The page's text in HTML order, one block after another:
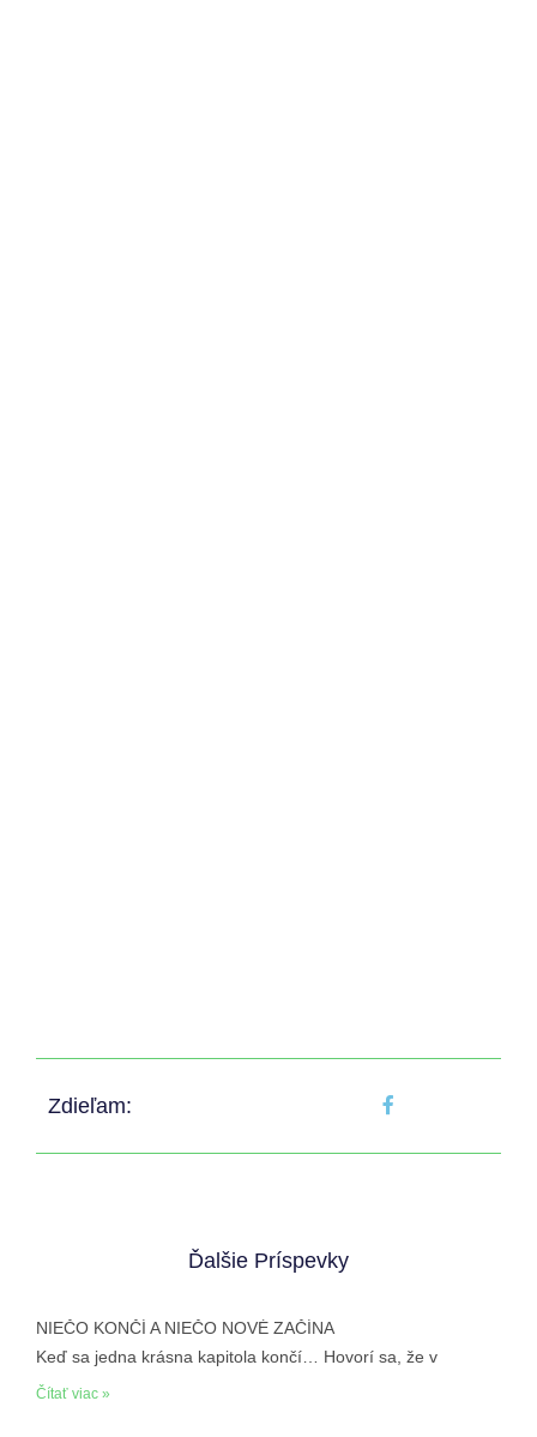
Zdieľam:
Ďalšie Príspevky
NIEČO KONČÍ A NIEČO NOVÉ ZAČÍNA
Keď sa jedna krásna kapitola končí… Hovorí sa, že v
Čítať viac »